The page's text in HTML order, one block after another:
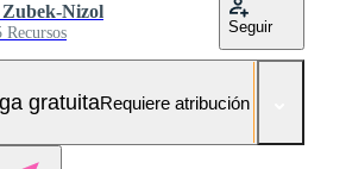
Nizol
Recursos Seguir
gratuitaRequiere atribución